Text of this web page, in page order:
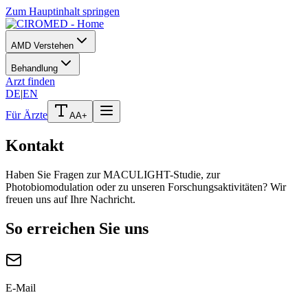
Zum Hauptinhalt springen
AMD Verstehen
Behandlung
Arzt finden
DE|EN
Für Ärzte
AA+
Kontakt
Haben Sie Fragen zur MACULIGHT-Studie, zur
Photobiomodulation oder zu unseren Forschungsaktivitäten? Wir
freuen uns auf Ihre Nachricht.
So erreichen Sie uns
E-Mail